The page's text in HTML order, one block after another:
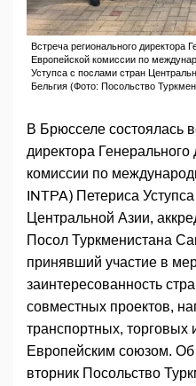
Встреча регионального директора
Европейской комиссии по
Уступса с послами стран
Бельгия (Фото: Посольство
В Брюсселе состоялась
директора
комиссии по
INTPA) Петериса
Центральной Азии,
Посол Туркменистана
принявший участие в
заинтересованность
совместных проектов,
транспортных, торговых
Европейским союзом.
вторник Посольство